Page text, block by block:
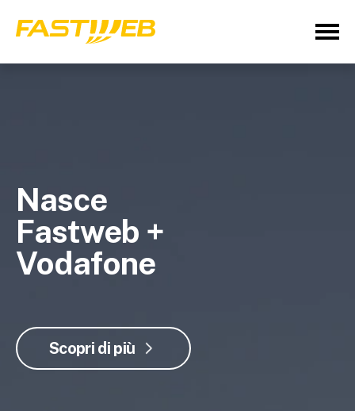
Nasce
Fastweb +
Vodafone
Scopri di più